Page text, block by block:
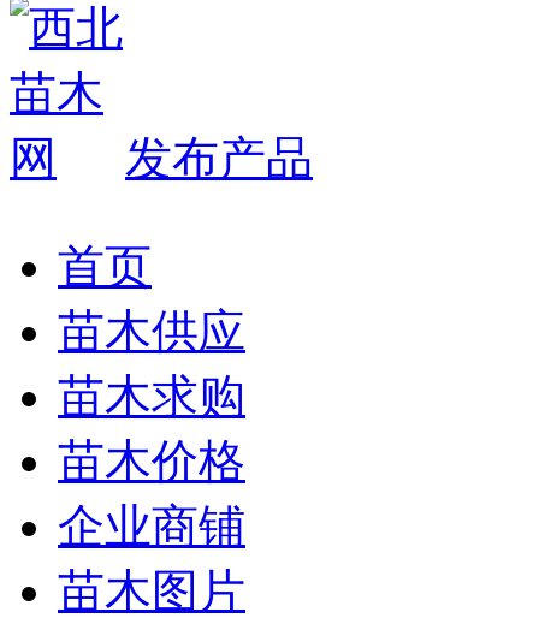
发布产品
首页
苗木供应
苗木求购
苗木价格
企业商铺
苗木图片